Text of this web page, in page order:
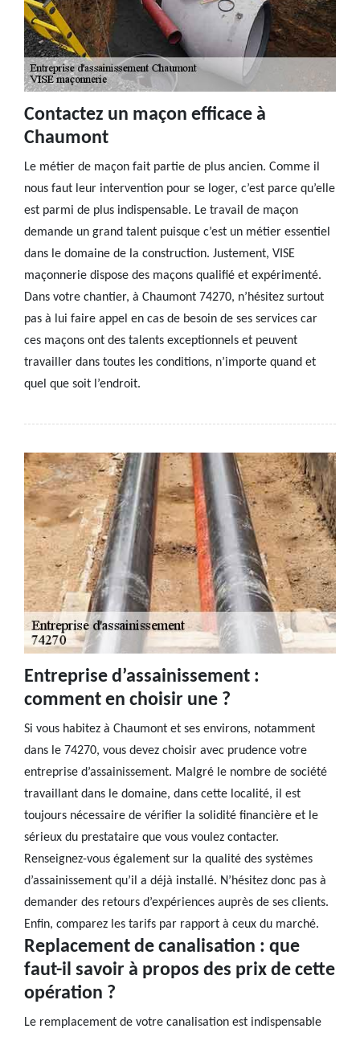
Contactez un maçon efficace à
Chaumont
Le métier de maçon fait partie de plus ancien. Comme il
nous faut leur intervention pour se loger, c’est parce qu’elle
est parmi de plus indispensable. Le travail de maçon
demande un grand talent puisque c’est un métier essentiel
dans le domaine de la construction. Justement, VISE
maçonnerie dispose des maçons qualifié et expérimenté.
Dans votre chantier, à Chaumont 74270, n’hésitez surtout
pas à lui faire appel en cas de besoin de ses services car
ces maçons ont des talents exceptionnels et peuvent
travailler dans toutes les conditions, n’importe quand et
quel que soit l’endroit.
Entreprise d’assainissement :
comment en choisir une ?
Si vous habitez à Chaumont et ses environs, notamment
dans le 74270, vous devez choisir avec prudence votre
entreprise d’assainissement. Malgré le nombre de société
travaillant dans le domaine, dans cette localité, il est
toujours nécessaire de vérifier la solidité financière et le
sérieux du prestataire que vous voulez contacter.
Renseignez-vous également sur la qualité des systèmes
d’assainissement qu’il a déjà installé. N’hésitez donc pas à
demander des retours d’expériences auprès de ses clients.
Enfin, comparez les tarifs par rapport à ceux du marché.
Replacement de canalisation : que
faut-il savoir à propos des prix de cette
opération ?
Le remplacement de votre canalisation est indispensable